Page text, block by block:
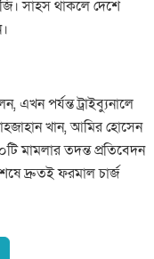
সাহস থাকলে দেশে
এখন পর্যন্ত ট্রাইব্যুনালে
খান, আমির হোসেন
মামলার তদন্ত প্রতিবেদন
দ্রুতই ফরমাল চার্জ